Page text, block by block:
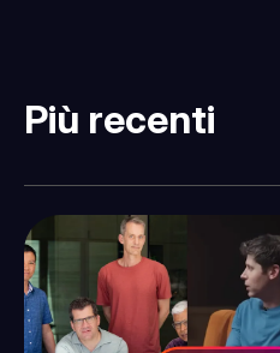
Più recenti